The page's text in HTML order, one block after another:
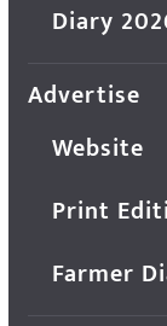
Diary
Advertise
Website
Print
Farmer